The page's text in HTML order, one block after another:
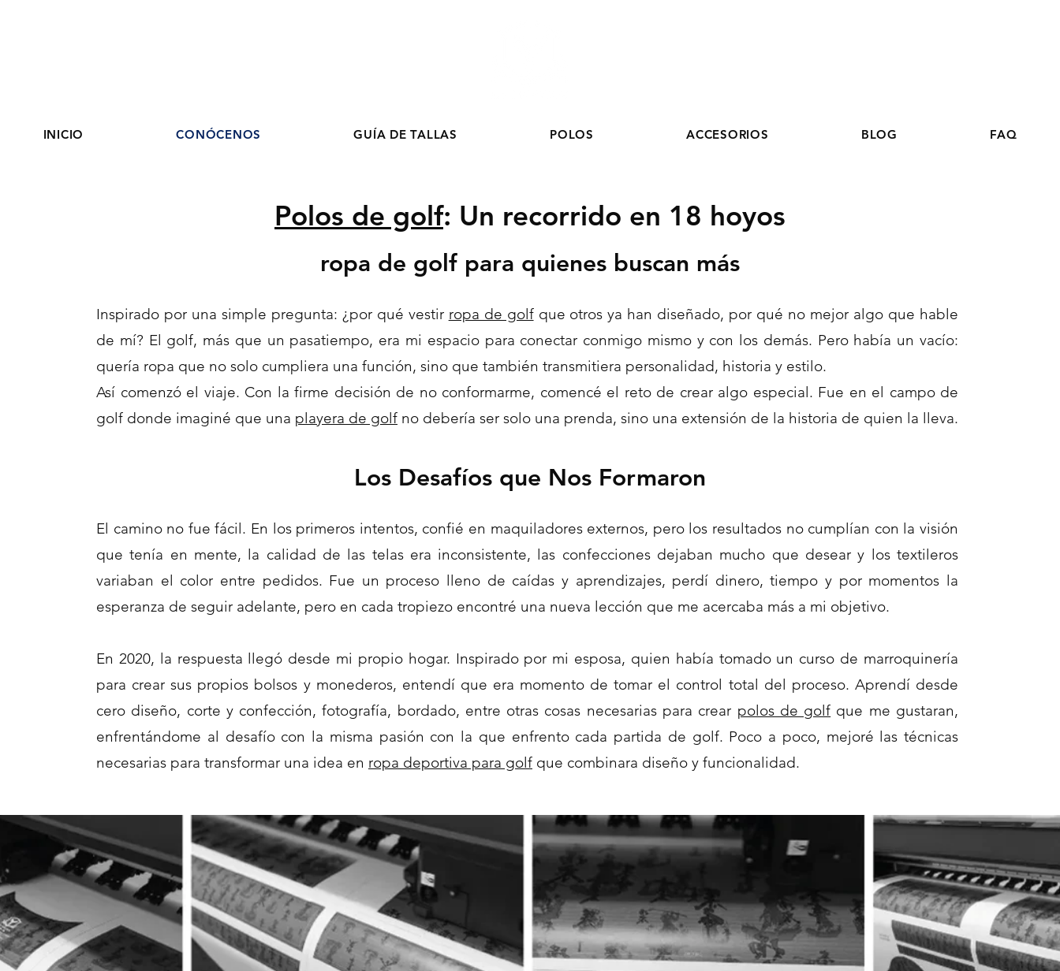
INICIO CONÓCENOS GUÍA DE TALLAS POLOS ACCESORIOS BLOG FAQ
Polos de golf: Un recorrido en 18 hoyos
ropa de golf para quienes buscan más
Inspirado por una simple pregunta: ¿por qué vestir ropa de golfque otros ya han diseñado, por qué no mejor algo que hable
de mí? El golf, más que un pasatiempo, era mi espacio para conectar conmigo mismo y con los demás. Pero había un vacío:
quería ropa que no solo cumpliera una función, sino que también transmitiera personalidad, historia y estilo.
Así comenzó el viaje. Con la firme decisión de no conformarme, comencé el reto de crear algo especial. Fue en el campo de
golf donde imaginé que una playera de golf no debería ser solo una prenda, sino una extensión de la historia de quien la lleva.
Los Desafíos que Nos Formaron
El camino no fue fácil. En los primeros intentos, confié en maquiladores externos, pero los resultados no cumplían con la visión
que tenía en mente, la calidad de las telas era inconsistente, las confecciones dejaban mucho que desear y los textileros
variaban el color entre pedidos. Fue un proceso lleno de caídas y aprendizajes, perdí dinero, tiempo y por momentos la
esperanza de seguir adelante, pero en cada tropiezo encontré una nueva lección que me acercaba más a mi objetivo.
En 2020, la respuesta llegó desde mi propio hogar. Inspirado por mi esposa, quien había tomado un curso de marroquinería
para crear sus propios bolsos y monederos, entendí que era momento de tomar el control total del proceso. Aprendí desde
cero diseño, corte y confección, fotografía, bordado, entre otras cosas necesarias para crear polos de golf que me gustaran,
enfrentándome al desafío con la misma pasión con la que enfrento cada partida de golf. Poco a poco, mejoré las técnicas
necesarias para transformar una idea en ropa deportiva para golf que combinara diseño y funcionalidad.